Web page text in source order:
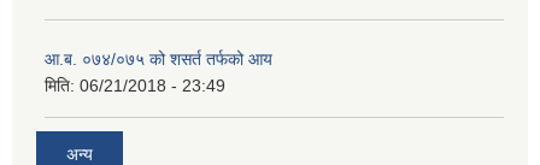
आ.ब. ०७४/०७५ को शसर्त तर्फको आय
मिति: 06/21/2018 - 23:49
अन्य